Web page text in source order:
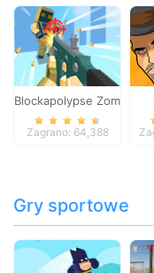
Blockapolypse Zombie
Zagrano: 64,388
Gry sportowe